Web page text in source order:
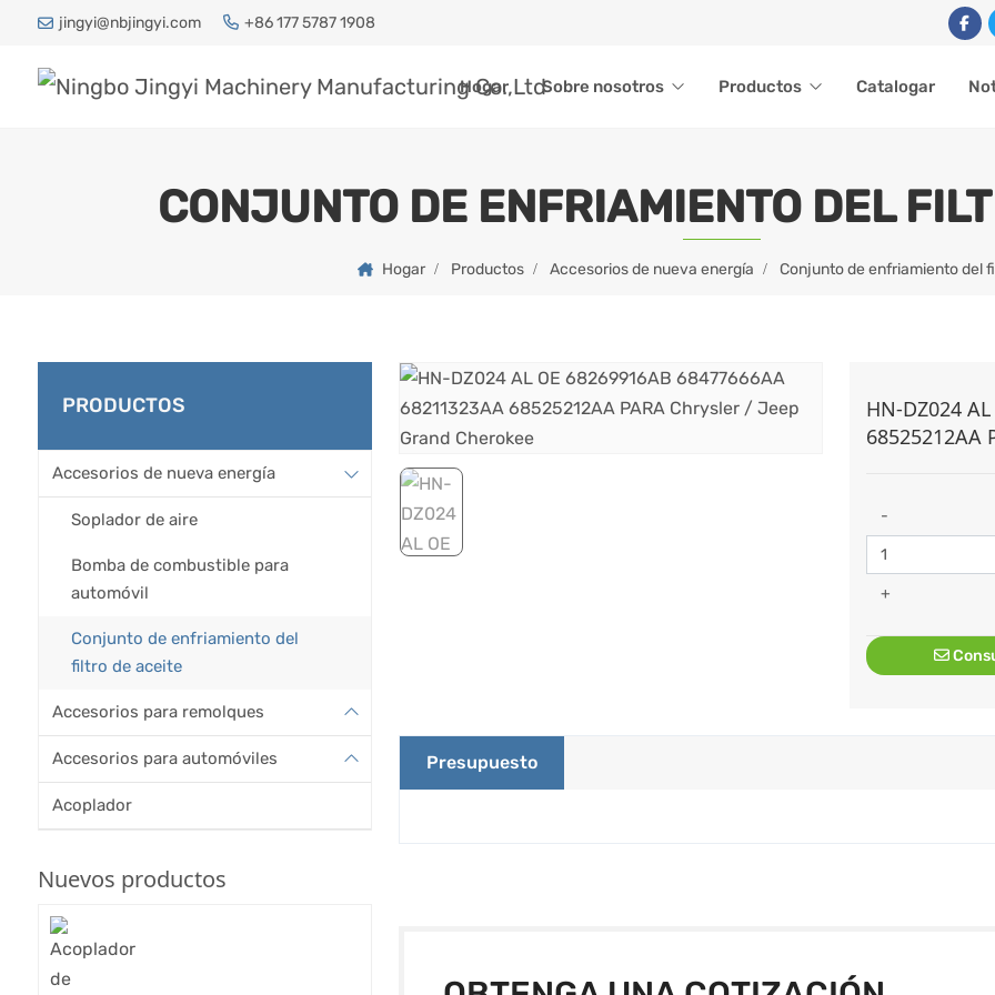
jingyi@nbjingyi.com +86 177 5787 1908
Hogar Sobre nosotros Productos Catalogar
CONJUNTO DE ENFRIAMIENTO DEL
Hogar Productos Accesorios de nueva energía Conjunto de enfriamiento del
HN-DZ024
68525212AA
-
+
Presupuesto
PRODUCTOS
Accesorios de nueva energía
Soplador de aire
Bomba de combustible para
automóvil
Conjunto de enfriamiento del
filtro de aceite
Accesorios para remolques
Accesorios para automóviles
Acoplador
Nuevos productos